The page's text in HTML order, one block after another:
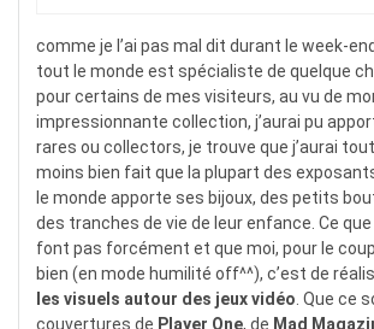
comme je l’ai pas mal dit durant le week-
tout le monde est spécialiste de quelque
pour certains de mes visiteurs, au vu de
impressionnante collection, j’aurai pu
rares ou collectors, je trouve que j’aurai
moins bien fait que la plupart des
le monde apporte ses bijoux, des petits
des tranches de vie de leur enfance. Ce
font pas forcément et que moi, pour le
bien (en mode humilité off^^), c’est de
les visuels autour des jeux vidéo . Que ce
couvertures de Player One, de Mad